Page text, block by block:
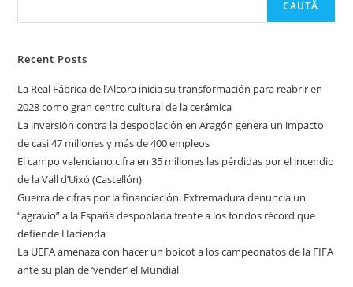
CAUTĂ
Recent Posts
La Real Fábrica de l’Alcora inicia su transformación para reabrir en
2028 como gran centro cultural de la cerámica
La inversión contra la despoblación en Aragón genera un impacto
de casi 47 millones y más de 400 empleos
El campo valenciano cifra en 35 millones las pérdidas por el incendio
de la Vall d’Uixó (Castellón)
Guerra de cifras por la financiación: Extremadura denuncia un
“agravio” a la España despoblada frente a los fondos récord que
defiende Hacienda
La UEFA amenaza con hacer un boicot a los campeonatos de la FIFA
ante su plan de ‘vender’ el Mundial